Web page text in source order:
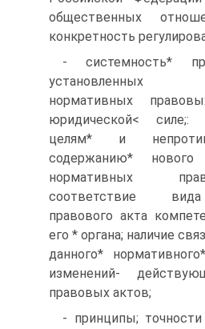
общественных
конкретность
- системность*
установленных
нормативных
юридической< силе;:
целям* и
содержанию*
нормативных
соответствие
правового акта
его * органа; наличие
данного*
изменений-
правовых актов;
- принципы;